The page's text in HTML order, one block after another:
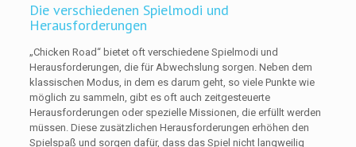
Die verschiedenen Spielmodi und
Herausforderungen
„Chicken Road“ bietet oft verschiedene Spielmodi und
Herausforderungen, die für Abwechslung sorgen. Neben dem
klassischen Modus, in dem es darum geht, so viele Punkte wie
möglich zu sammeln, gibt es oft auch zeitgesteuerte
Herausforderungen oder spezielle Missionen, die erfüllt werden
müssen. Diese zusätzlichen Herausforderungen erhöhen den
Spielspaß und sorgen dafür, dass das Spiel nicht langweilig